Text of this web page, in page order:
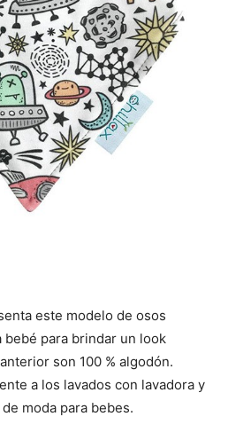
este modelo de osos
bebé para brindar un look
son 100 % algodón.
a los lavados con lavadora y
moda para bebes.